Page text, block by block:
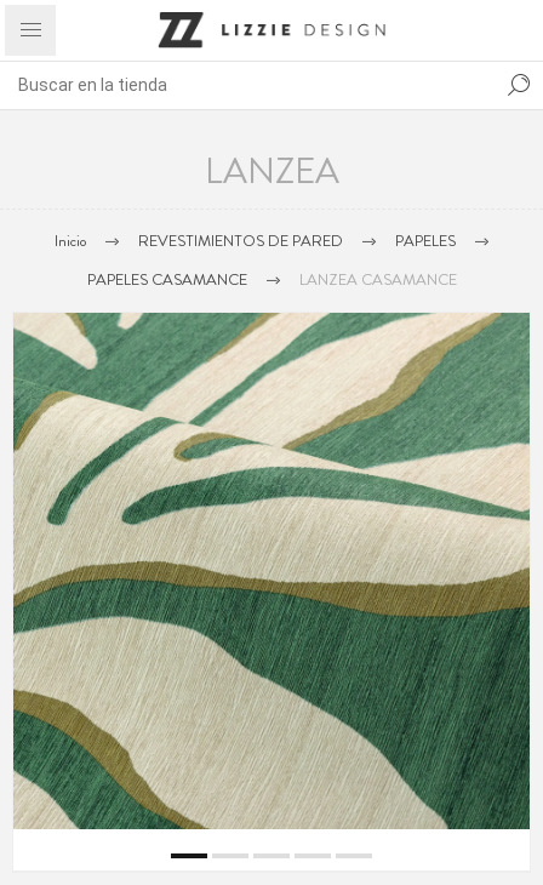
LANZEA
Inicio REVESTIMIENTOS DE PARED
PAPELES
PAPELES CASAMANCE
LANZEA CASAMANCE